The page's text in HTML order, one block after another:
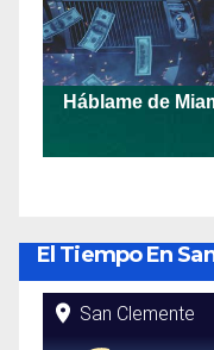
El Tiempo En